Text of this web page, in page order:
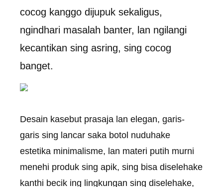
cocog kanggo dijupuk sekaligus,
ngindhari masalah banter, lan ngilangi
kecantikan sing asring, sing cocog
banget.
Desain kasebut prasaja lan elegan, garis-
garis sing lancar saka botol nuduhake
estetika minimalisme, lan materi putih murni
menehi produk sing apik, sing bisa diselehake
kanthi becik ing lingkungan sing diselehake,